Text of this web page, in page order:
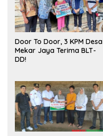
Door To Door, 3 KPM Desa
Mekar Jaya Terima BLT-
DD!